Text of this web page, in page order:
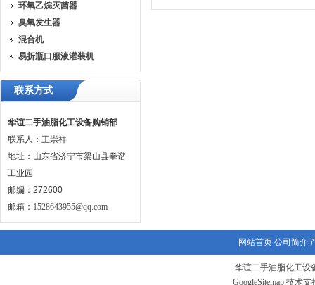
环氧乙烷灭菌器
臭氧发生器
混合机
易折瓶口服液灌装机
联系方式
华谊二手油脂化工设备购销部
联系人：王崇祥
地址：山东省济宁市梁山县拳谱
工业园
邮编：272600
邮箱： 1528643955@qq.com
网站首页 公司简介
华谊二手油脂化工设
GoogleSitemap 技术支